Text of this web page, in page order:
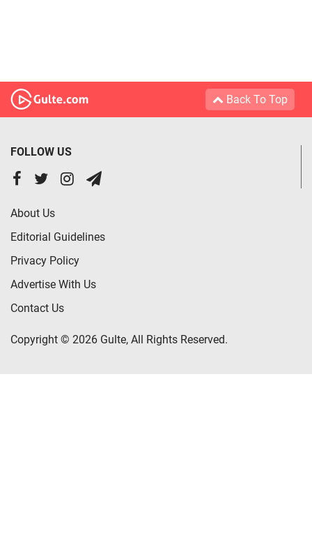
Back To Top
FOLLOW US
About Us
Editorial Guidelines
Privacy Policy
Advertise With Us
Contact Us
Copyright © 2026 Gulte, All Rights Reserved.